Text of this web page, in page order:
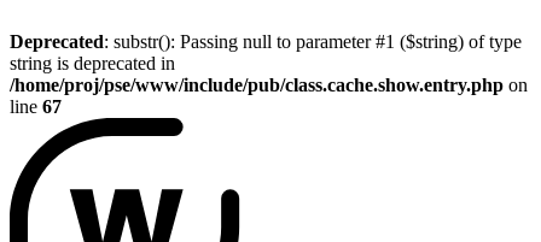
Deprecated: substr(): Passing null to parameter #1 ($string) of type
string is deprecated in
/home/proj/pse/www/include/pub/class.cache.show.entry.php on
line 67